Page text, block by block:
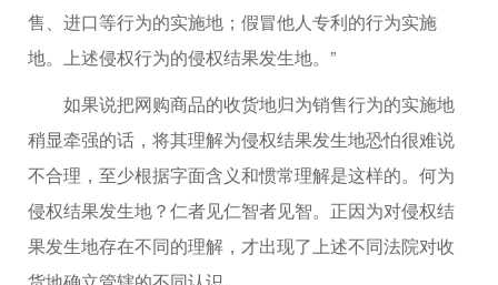
售、进口等行为的实施地；假冒他人专利的行为实施
地。上述侵权行为的侵权结果发生地。”
如果说把网购商品的收货地归为销售行为的实施地
稍显牵强的话，将其理解为侵权结果发生地恐怕很难说
不合理，至少根据字面含义和惯常理解是这样的。何为
侵权结果发生地？仁者见仁智者见智。正因为对侵权结
果发生地存在不同的理解，才出现了上述不同法院对收